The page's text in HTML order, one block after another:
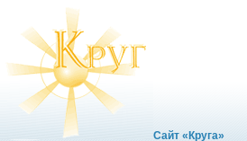
Сайт «Круга»